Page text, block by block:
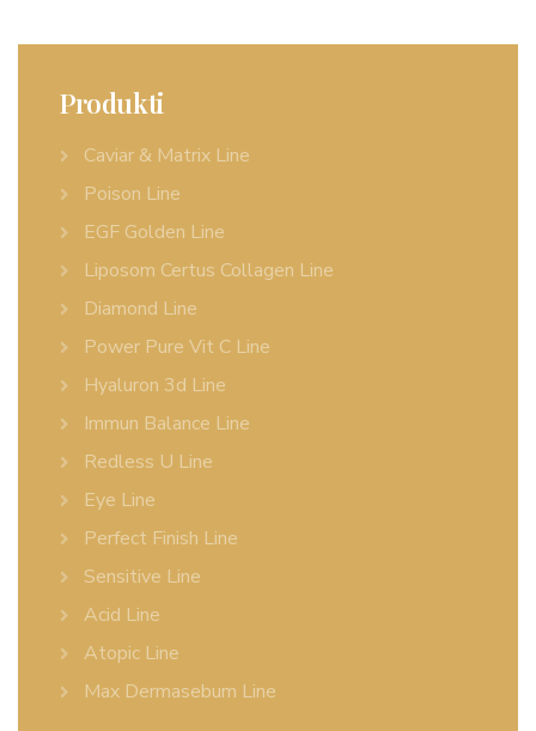
Produkti
Caviar & Matrix Line
Poison Line
EGF Golden Line
Liposom Certus Collagen Line
Diamond Line
Power Pure Vit C Line
Hyaluron 3d Line
Immun Balance Line
Redless U Line
Eye Line
Perfect Finish Line
Sensitive Line
Acid Line
Atopic Line
Max Dermasebum Line